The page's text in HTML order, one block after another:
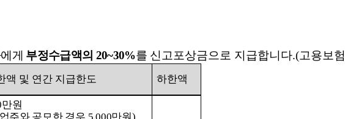
게 부정수급액의 20~30%를 신고포상금으로 지급합니다.(고용보
액 및 연간 지급한도 하한액
만원